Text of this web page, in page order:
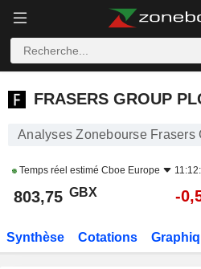
FRASERS GROUP PLC
FRASERS GROUP
Analyses Zonebourse Frasers
Temps réel estimé Cboe Europe
803,75 GBX -
Synthèse Cotations